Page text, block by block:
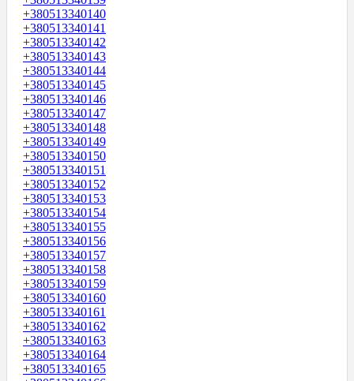
+380513340140
+380513340141
+380513340142
+380513340143
+380513340144
+380513340145
+380513340146
+380513340147
+380513340148
+380513340149
+380513340150
+380513340151
+380513340152
+380513340153
+380513340154
+380513340155
+380513340156
+380513340157
+380513340158
+380513340159
+380513340160
+380513340161
+380513340162
+380513340163
+380513340164
+380513340165